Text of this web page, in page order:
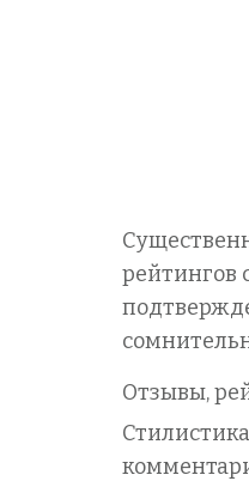
рейтингов
Отзывы,